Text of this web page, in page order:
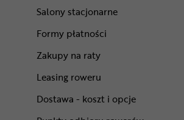
Salony stacjonarne
Formy płatności
Zakupy na raty
Leasing roweru
Dostawa - koszt i opcje